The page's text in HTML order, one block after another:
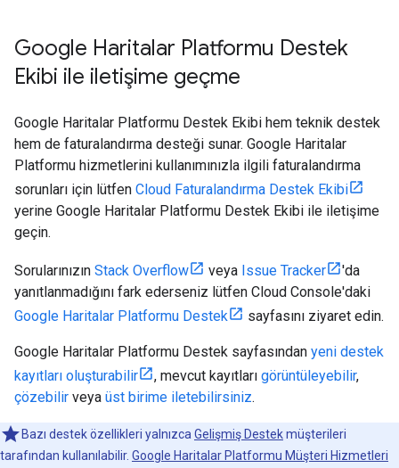
Google Haritalar Platformu Destek
Ekibi ile iletişime geçme
Google Haritalar Platformu Destek Ekibi hem teknik destek
hem de faturalandırma desteği sunar. Google Haritalar
Platformu hizmetlerini kullanımınızla ilgili faturalandırma
sorunları için lütfen Cloud Faturalandırma Destek Ekibi
yerine Google Haritalar Platformu Destek Ekibi ile iletişime
geçin.
Sorularınızın Stack Overflow veya Issue Tracker
'da
yanıtlanmadığını fark ederseniz lütfen Cloud Console'daki
Google Haritalar Platformu Destek
sayfasını ziyaret edin.
Google Haritalar Platformu Destek sayfasından yeni destek
kayıtları oluşturabilir
, mevcut kayıtları görüntüleyebilir,
çözebilir veya üst birime iletebilirsiniz.
Bazı destek özellikleri yalnızca Gelişmiş Destekmüşterileri
tarafından kullanılabilir. Google Haritalar Platformu Müşteri Hizmetleri